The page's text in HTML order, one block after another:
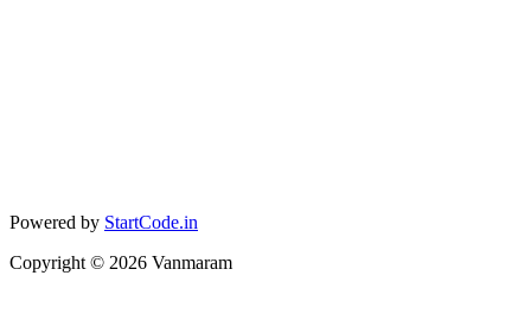
Powered by StartCode.in
Copyright © 2026 Vanmaram